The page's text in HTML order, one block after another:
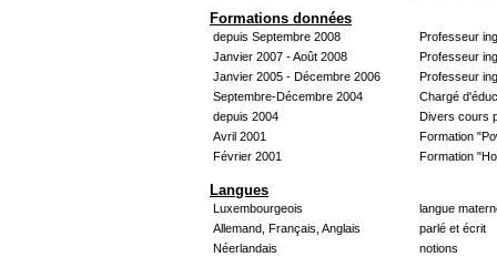
Formations données
depuis Septembre 2008
Professeur
Janvier 2007 - Août 2008
Professeur
Janvier 2005 - Décembre 2006
Professeur
Septembre-Décembre 2004
Chargé
depuis 2004
Divers cours
Avril 2001
Formation
Février 2001
Formation
Langues
Luxembourgeois
langue
Allemand, Français, Anglais
parlé et écrit
Néerlandais
notions